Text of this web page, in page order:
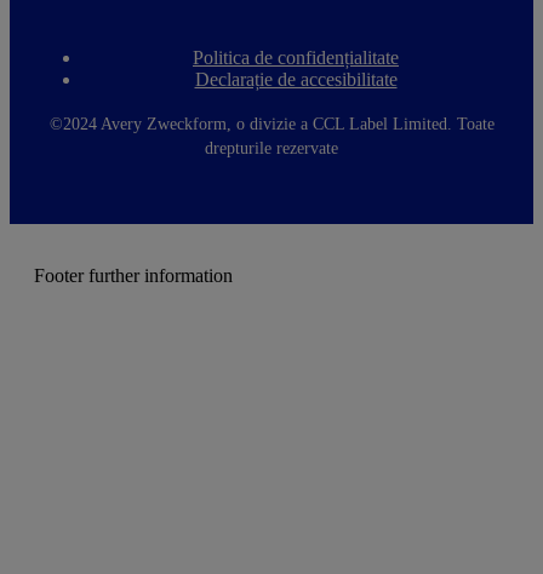
F
o
t
e
Politica de confidențialitate
Declarație de accesibilitate
©2024 Avery Zweckform, o divizie a CCL Label Limited. Toate
drepturile rezervate
Footer further information